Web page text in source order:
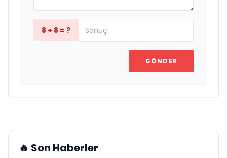
8 + 8 = ?
GÖNDER
🔥 Son Haberler